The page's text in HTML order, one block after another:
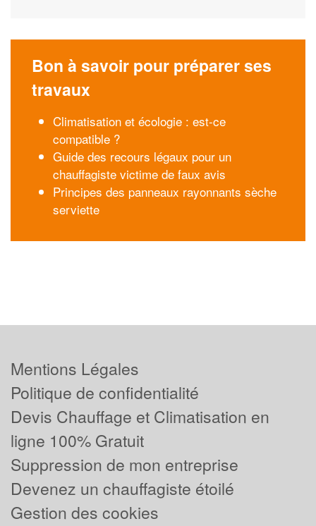
Bon à savoir pour préparer ses
travaux
Climatisation et écologie : est-ce
compatible ?
Guide des recours légaux pour un
chauffagiste victime de faux avis
Principes des panneaux rayonnants sèche
serviette
Mentions Légales
Politique de confidentialité
Devis Chauffage et Climatisation en
ligne 100% Gratuit
Suppression de mon entreprise
Devenez un chauffagiste étoilé
Gestion des cookies